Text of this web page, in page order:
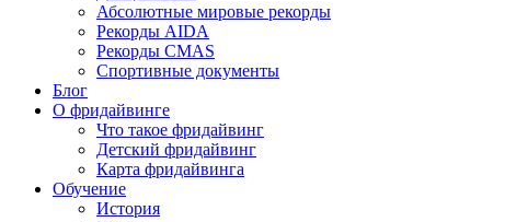
Абсолютные мировые рекорды
Рекорды AIDA
Рекорды CMAS
Спортивные документы
Блог
О фридайвинге
Что такое фридайвинг
Детский фридайвинг
Карта фридайвинга
Обучение
История